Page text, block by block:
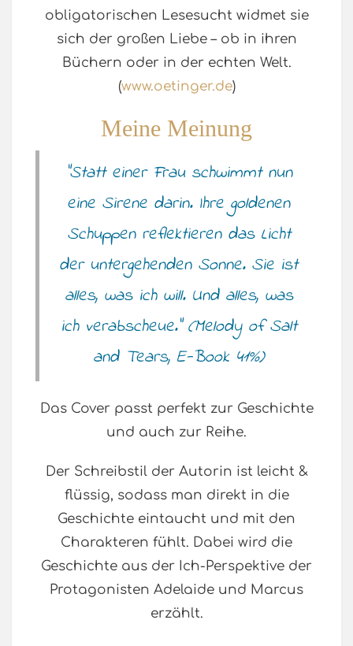
obligatorischen Lesesucht widmet sie
sich der großen Liebe – ob in ihren
Büchern oder in der echten Welt.
(www.oetinger.de)
Meine Meinung
“Statt einer Frau schwimmt nun
eine Sirene darin. Ihre goldenen
Schuppen reflektieren das Licht
der untergehenden Sonne. Sie ist
alles, was ich will. Und alles, was
ich verabscheue.” (Melody of Salt
and Tears, E-Book 41%)
Das Cover passt perfekt zur Geschichte
und auch zur Reihe.
Der Schreibstil der Autorin ist leicht &
flüssig, sodass man direkt in die
Geschichte eintaucht und mit den
Charakteren fühlt. Dabei wird die
Geschichte aus der Ich-Perspektive der
Protagonisten Adelaide und Marcus
erzählt.